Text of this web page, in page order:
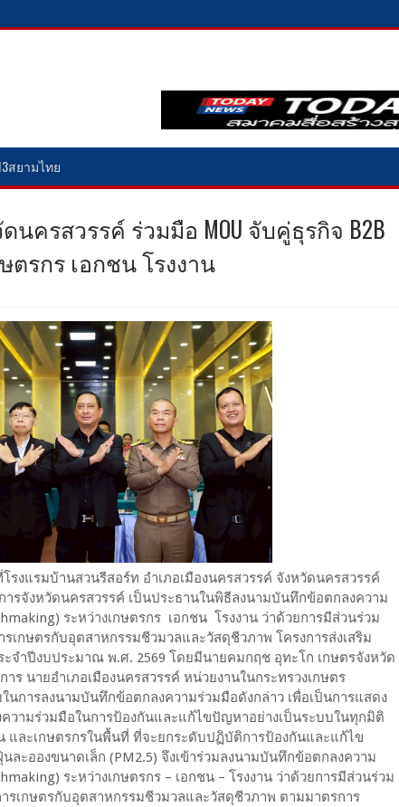
สยามไทย
ครสวรรค์ ร่วมมือ MOU จับคู่ธุรกิจ B2B
ษตรกร เอกชน โรงงาน
รงแรมบ้านสวนรีสอร์ท อำเภอเมืองนครสวรรค์ จังหวัดนครสวรรค์
ารจังหวัดนครสวรรค์ เป็นประธานในพิธีลงนามบันทึกข้อตกลงความ
ระหว่างเกษตรกร เอกชน โรงงาน ว่าด้วยการมีส่วนร่วม
รเกษตรกับอุตสาหกรรมชีวมวลและวัสดุชีวภาพ โครงการส่งเสริม
จำปีงบประมาณ พ.ศ. 2569 โดยมีนายคมกฤช อุทะโก เกษตรจังหวัด
ร นายอำเภอเมืองนครสวรรค์ หน่วยงานในกระทรวงเกษตร
นการลงนามบันทึกข้อตกลงความร่วมมือดังกล่าว เพื่อเป็นการแสดง
วามร่วมมือในการป้องกันและแก้ไขปัญหาอย่างเป็นระบบในทุกมิติ
และเกษตรกรในพื้นที่ ที่จะยกระดับปฏิบัติการป้องกันและแก้ไข
ละอองขนาดเล็ก (PM2.5) จึงเข้าร่วมลงนามบันทึกข้อตกลงความ
ระหว่างเกษตรกร – เอกชน – โรงงาน ว่าด้วยการมีส่วนร่วม
ารเกษตรกับอุตสาหกรรมชีวมวลและวัสดุชีวภาพ ตามมาตรการ